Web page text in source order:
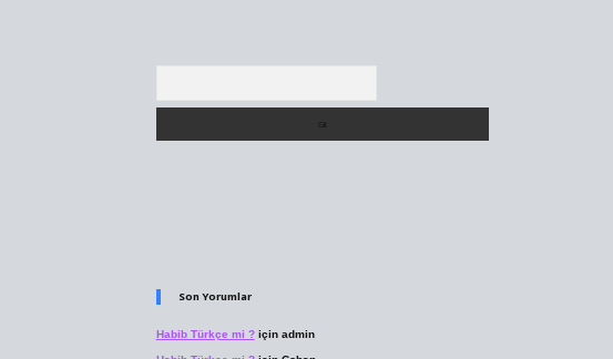
Son Yorumlar
Habib Türkçe mi ?için admin